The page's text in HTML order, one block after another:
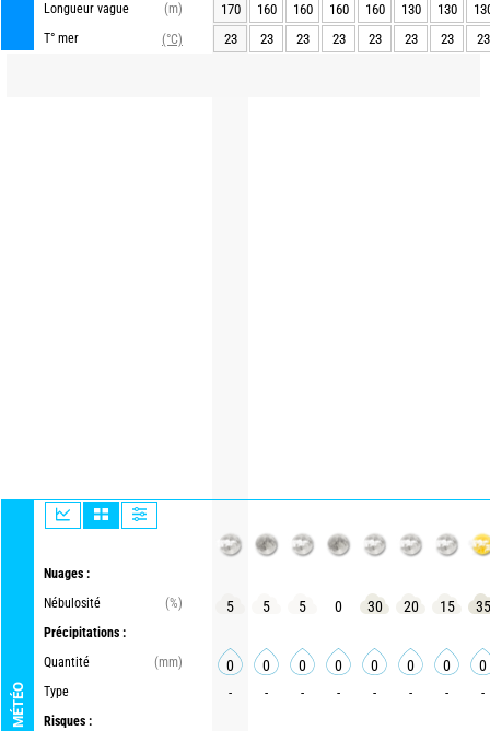
Longueur vague
(m)
T° mer
(°C)
MÉTÉO
Nuages :
Nébulosité
(%)
Précipitations :
Quantité
(mm)
Type
Risques :
170
160 160 160 160 130 130
23
23 23 23 23 23 23 23
5 5 5 0 30 20 15 35
0 0 0 0 0 0 0 0
- - - - - - - -